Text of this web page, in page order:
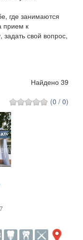
где занимаются
прием к
задать свой вопрос,
Найдено 39
(0 / 0)